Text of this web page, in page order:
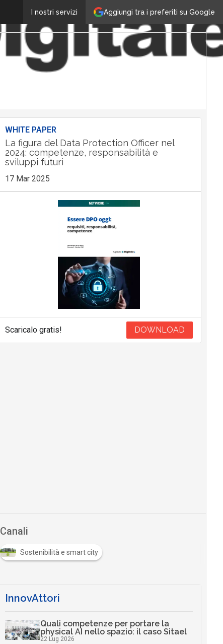
Aggiungi tra i preferiti su Google
I nostri servizi
WHITE PAPER
La figura del Data Protection Officer nel
2024: competenze, responsabilità e
sviluppi futuri
17 Mar 2025
Scaricalo gratis! DOWNLOAD
Canali
Sostenibilità e smart city
InnovAttori
Quali competenze per portare la
physical AI nello spazio: il caso Sitael
22 Lug 2026